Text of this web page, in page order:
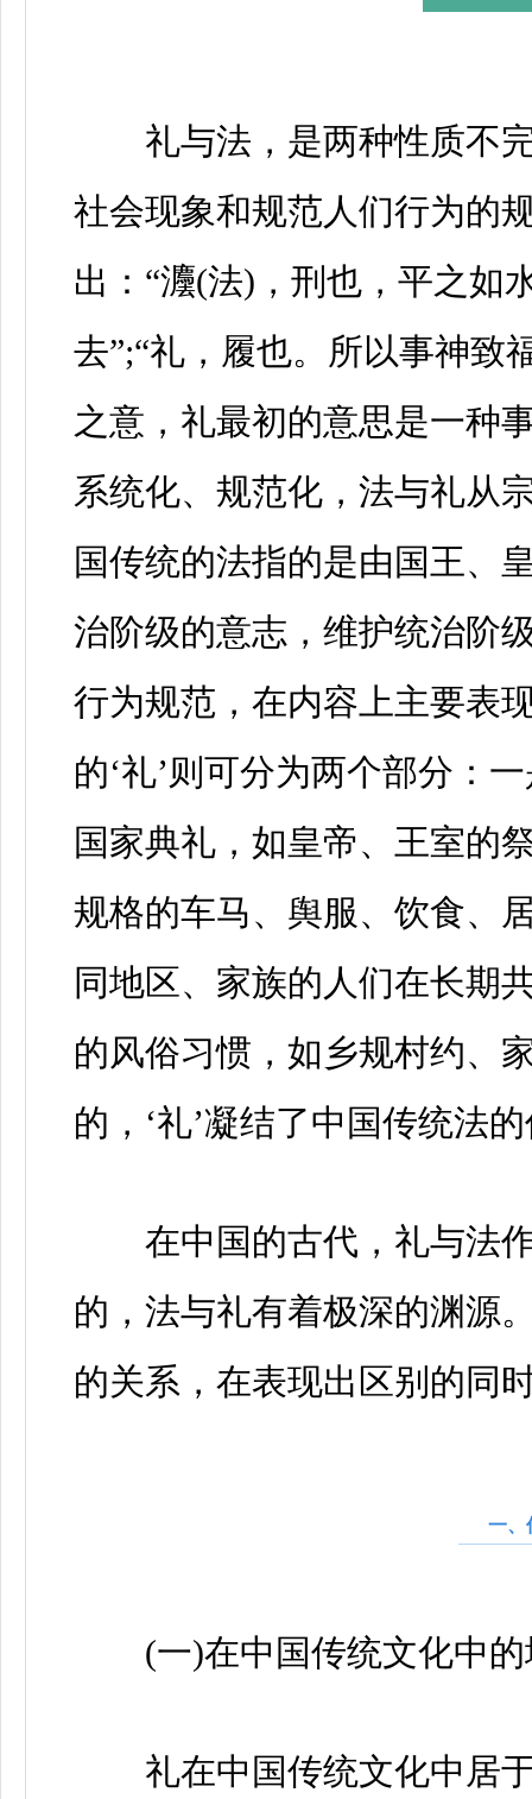
礼与法，是两种性质不完
社会现象和规范人们行为的
出：“灋(法)，刑也，平之如
去”;“礼，履也。所以事神致
之意，礼最初的意思是一种
系统化、规范化，法与礼从
国传统的法指的是由国王、
治阶级的意志，维护统治阶
行为规范，在内容上主要表
的‘礼’则可分为两个部分：
国家典礼，如皇帝、王室的
规格的车马、舆服、饮食、
同地区、家族的人们在长期
的风俗习惯，如乡规村约、
的，‘礼’凝结了中国传统法
在中国的古代，礼与法作
的，法与礼有着极深的渊源
的关系，在表现出区别的同
一、
(一)在中国传统文化中的
礼在中国传统文化中居于